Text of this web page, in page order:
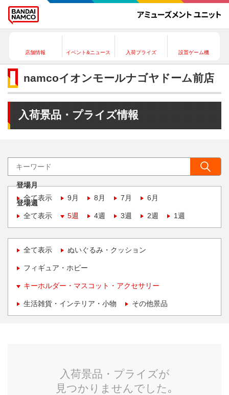
店舗情報 イベント&ニュース 入荷プライズ 設置ゲーム機
namcoイオンモールナゴヤドーム前店
入荷景品・プライズ情報
登場月
全て表示
9月 8月 7月 6月
登場週
全て表示
5週 4週 3週 2週 1週
全て表示 ぬいぐるみ・クッション
フィギュア・ホビー
キーホルダー・マスコット・アクセサリー
生活雑貨・インテリア・小物 その他景品